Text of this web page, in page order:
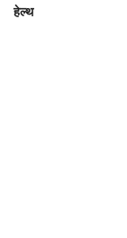
हेल्थ